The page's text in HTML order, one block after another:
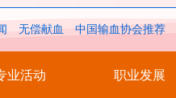
无偿献血 中国输血协会推荐
业活动 职业发展